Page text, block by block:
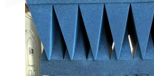
समाचार